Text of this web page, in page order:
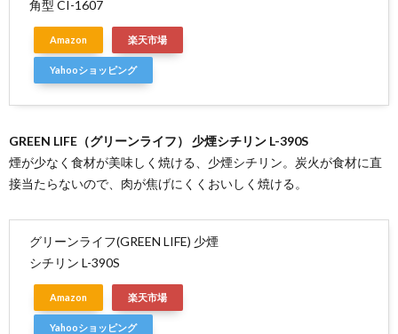
角型 CI-1607
Amazon 楽天市場
Yahooショッピング
GREEN LIFE（グリーンライフ） 少煙シチリン L-390S
煙が少なく食材が美味しく焼ける、少煙シチリン。炭火が食材に直
接当たらないので、肉が焦げにくくおいしく焼ける。
グリーンライフ(GREEN LIFE) 少煙
シチリン L-390S
Amazon 楽天市場
Yahooショッピング